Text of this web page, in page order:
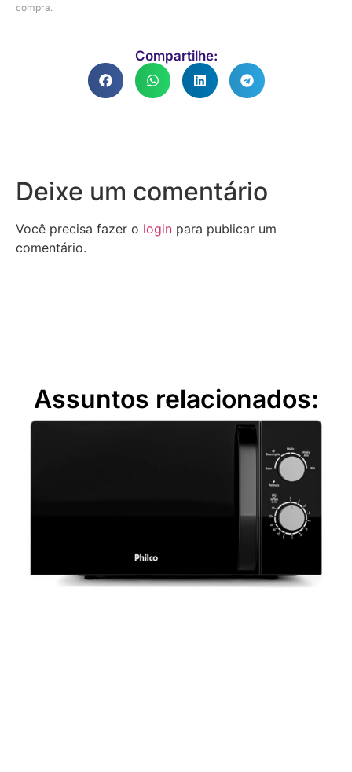
compra.
Compartilhe:
Deixe um comentário
Você precisa fazer o login para publicar um
comentário.
Assuntos relacionados: